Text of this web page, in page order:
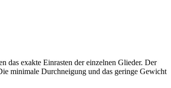
das exakte Einrasten der einzelnen Glieder. Der
minimale Durchneigung und das geringe Gewicht